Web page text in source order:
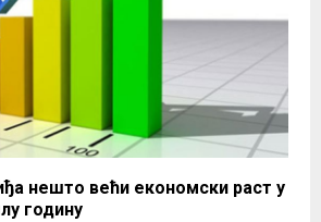
нешто већи економски раст у
годину